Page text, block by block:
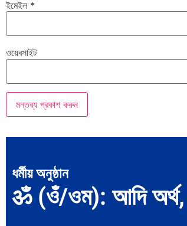
ইমেইল *
ওয়েবসাইট
ধর্মীয় অনুষ্ঠান
ॐ (ওঁ/ওম): আদি অর্থ,